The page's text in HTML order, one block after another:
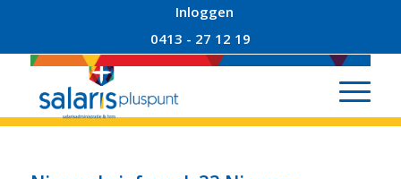
Inloggen
0413 - 27 12 19